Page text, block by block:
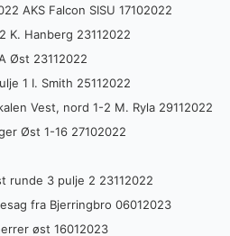
AKS Falcon SISU 17102022
K. Hanberg 23112022
Øst 23112022
1 I. Smith 25112022
Vest, nord 1-2 M. Ryla 29112022
Øst 1-16 27102022
runde 3 pulje 2 23112022
fra Bjerringbro 06012023
øst 16012023